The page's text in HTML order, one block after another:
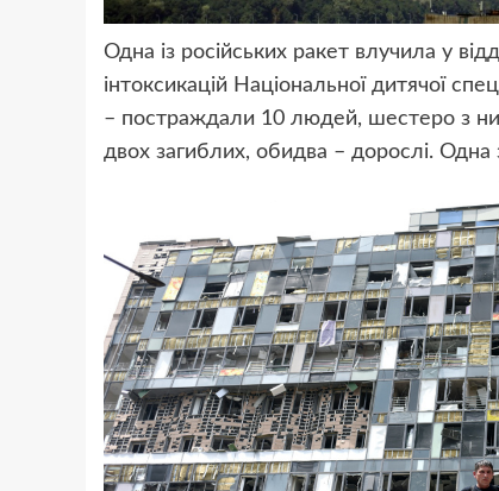
Одна із російських ракет влучила у
інтоксикацій Національної дитячої
– постраждали 10 людей, шестеро з
двох загиблих, обидва – дорослі.